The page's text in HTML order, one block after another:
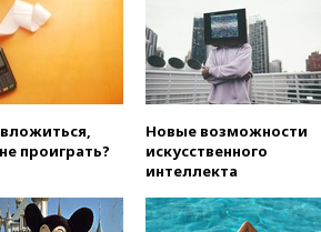
электричество
вчера, 20:00Зеленский связал
дефицит ракет с попыткой
Запада принудить Киев к
вчера, 19:45Памфилова: ЦИК
примет беспрецедентные
выборов
проиграть?
Новые возможности
искусственного
интеллекта